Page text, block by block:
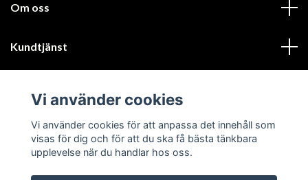
Om oss
Kundtjänst
Sociala medier
Vi använder cookies
Vi använder cookies för att anpassa det innehåll som
visas för dig och för att du ska få bästa tänkbara
upplevelse när du handlar hos oss.